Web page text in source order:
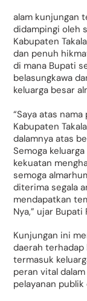
alam kunjungan
didampingi oleh
Kabupaten
dan penuh
di mana Bupati
belasungkawa
keluarga besar
“Saya atas
Kabupaten
dalamnya atas
Semoga
kekuatan
semoga
diterima segala
mendapatkan
Nya,” ujar
Kunjungan ini
daerah terhadap
termasuk
peran vital
pelayanan publik